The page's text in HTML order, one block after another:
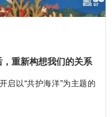
重新构想我们的关系
启以“共护海洋”为主题的